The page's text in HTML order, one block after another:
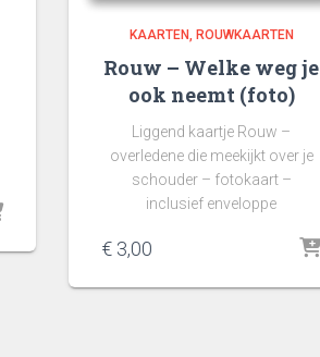
KAARTEN ROUWKAARTEN
Rouw – Welke weg je
ook neemt (foto)
Liggend kaartje Rouw –
overledene die meekijkt over je
schouder – fotokaart –
inclusief enveloppe
€ 3,00